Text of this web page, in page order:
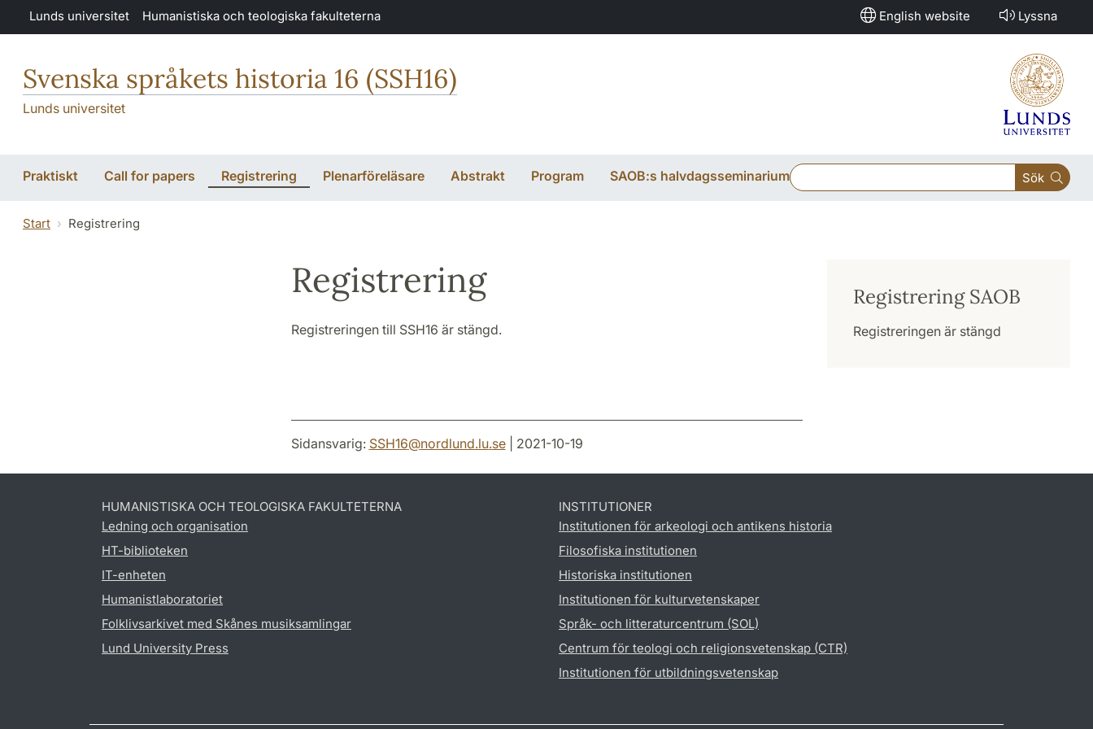
Hoppa till huvudinnehåll
Lunds universitet Humanistiska och teologiska fakulteterna English website Lyssna
Svenska språkets historia 16 (SSH16)
Lunds universitet
Praktiskt Call for papers Registrering Plenarföreläsare Abstrakt Program SAOB:s halvdagsseminarium Sök
Start Registrering
Registrering
Registreringen till SSH16 är stängd.
Registrering SAOB
Registreringen är stängd
Sidansvarig: SSH16@nordlund.lu.se| 2021-10-19
HUMANISTISKA OCH TEOLOGISKA FAKULTETERNA
Ledning och organisation
HT-biblioteken
IT-enheten
Humanistlaboratoriet
Folklivsarkivet med Skånes musiksamlingar
Lund University Press
INSTITUTIONER
Institutionen för arkeologi och antikens historia
Filosofiska institutionen
Historiska institutionen
Institutionen för kulturvetenskaper
Språk- och litteraturcentrum (SOL)
Centrum för teologi och religionsvetenskap (CTR)
Institutionen för utbildningsvetenskap